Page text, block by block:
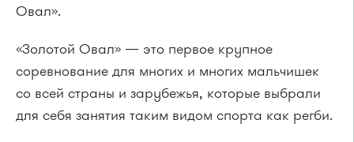
Овал».
«Золотой Овал» — это первое крупное
соревнование для многих и многих мальчишек
со всей страны и зарубежья, которые выбрали
для себя занятия таким видом спорта как регби.